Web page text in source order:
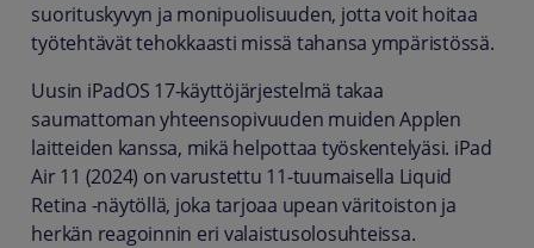
suorituskyvyn ja monipuolisuuden, jotta voit hoitaa
työtehtävät tehokkaasti missä tahansa ympäristössä.
Uusin iPadOS 17-käyttöjärjestelmä takaa
saumattoman yhteensopivuuden muiden Applen
laitteiden kanssa, mikä helpottaa työskentelyäsi. iPad
Air 11 (2024) on varustettu 11-tuumaisella Liquid
Retina -näytöllä, joka tarjoaa upean väritoiston ja
herkän reagoinnin eri valaistusolosuhteissa.